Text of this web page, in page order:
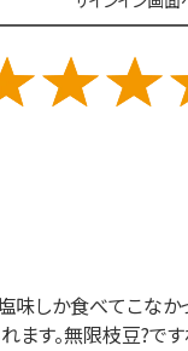
しか食べてこなか
ます。無限枝豆?で